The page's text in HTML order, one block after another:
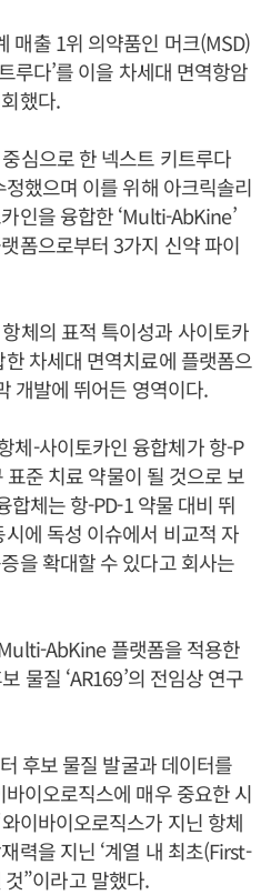
매출 1위 의약품인 머크(MSD)
루다’를 이을 차세대 면역항암
했다.
심으로 한 넥스트 키트루다
했으며 이를 위해 아크릭솔리
인을 융합한 ‘Multi-AbKine’
폼으로부터 3가지 신약 파이
체의 표적 특이성과 사이토카
차세대 면역치료에 플랫폼으
개발에 뛰어든 영역이다.
체-사이토카인 융합체가 항-P
준 치료 약물이 될 것으로 보
합체는 항-PD-1 약물 대비 뛰
에 독성 이슈에서 비교적 자
을 확대할 수 있다고 회사는
AbKine 플랫폼을 적용한
물질 ‘AR169’의 전임상 연구
후보 물질 발굴과 데이터를
이오로직스에 매우 중요한 시
이바이오로직스가 지닌 항체
력을 지닌 ‘계열 내 최초(First-
”이라고 말했다.